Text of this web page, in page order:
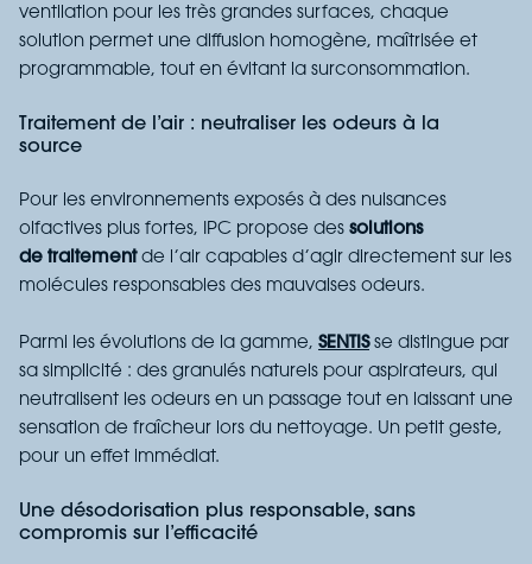
ventilation pour les très grandes surfaces, chaque
solution permet une diffusion homogène, maîtrisée et
programmable, tout en évitant la surconsommation.
Traitement de l’air : neutraliser les odeurs à la
source
Pour les environnements exposés à des nuisances
olfactives plus fortes, IPC propose des solutions
de traitementde l’air capables d’agir directement sur les
molécules responsables des mauvaises odeurs.
Parmi les évolutions de la gamme, SENTISse distingue par
sa simplicité : des granulés naturels pour aspirateurs, qui
neutralisent les odeurs en un passage tout en laissant une
sensation de fraîcheur lors du nettoyage. Un petit geste,
pour un effet immédiat.
Une désodorisation plus responsable, sans
compromis sur l’efficacité